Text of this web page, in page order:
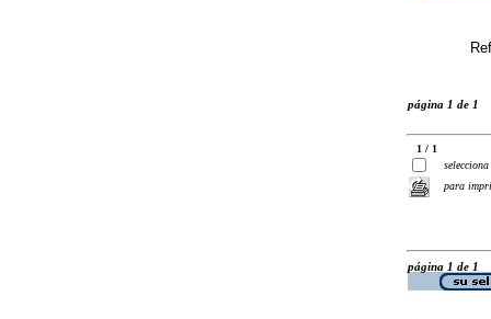
página 1 de 1
1 / 1
selecciona
para
página 1 de 1